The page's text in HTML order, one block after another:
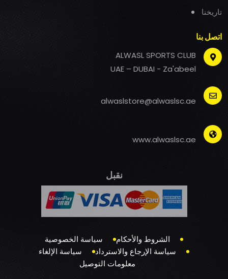
تاريخنا
اتصل بنا
ALWASL SPORTS CLUB
UAE – DUBAI - Za'abeel
alwaslstore@alwaslsc.ae
www.alwaslsc.ae
نقبل
الشروط والأحكام
سياسة الخصوصية
سياسة الإرجاع والاسترداد
سياسة الإلغاء
معلومات التوصيل